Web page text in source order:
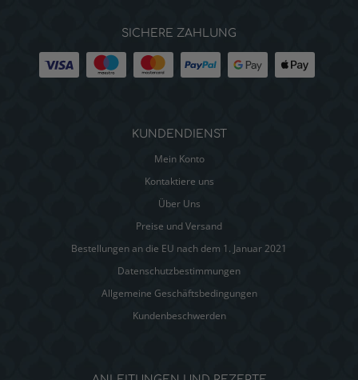
SICHERE ZAHLUNG
KUNDENDIENST
Mein Konto
Kontaktiere uns
Über Uns
Preise und Versand
Bestellungen an die EU nach dem 1. Januar 2021
Datenschutzbestimmungen
Allgemeine Geschäftsbedingungen
Kundenbeschwerden